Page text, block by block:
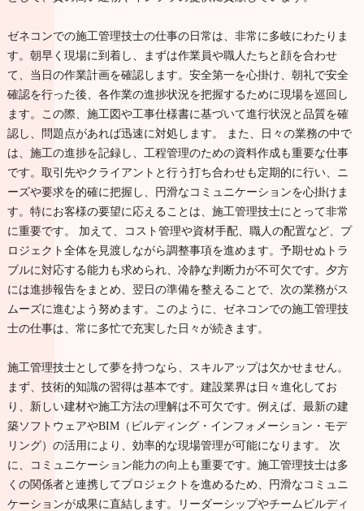
ゼネコンでの施工管理技士の仕事の日常は、非常に多岐にわたりま
す。朝早く現場に到着し、まずは作業員や職人たちと顔を合わせ
て、当日の作業計画を確認します。安全第一を心掛け、朝礼で安全
確認を行った後、各作業の進捗状況を把握するために現場を巡回し
ます。この際、施工図や工事仕様書に基づいて進行状況と品質を確
認し、問題点があれば迅速に対処します。 また、日々の業務の中で
は、施工の進捗を記録し、工程管理のための資料作成も重要な仕事
です。取引先やクライアントと行う打ち合わせも定期的に行い、ニ
ーズや要求を的確に把握し、円滑なコミュニケーションを心掛けま
す。特にお客様の要望に応えることは、施工管理技士にとって非常
に重要です。 加えて、コスト管理や資材手配、職人の配置など、プ
ロジェクト全体を見渡しながら調整事項を進めます。予期せぬトラ
ブルに対応する能力も求められ、冷静な判断力が不可欠です。夕方
には進捗報告をまとめ、翌日の準備を整えることで、次の業務がス
ムーズに進むよう努めます。このように、ゼネコンでの施工管理技
士の仕事は、常に多忙で充実した日々が続きます。
施工管理技士として夢を持つなら、スキルアップは欠かせません。
まず、技術的知識の習得は基本です。建設業界は日々進化してお
り、新しい建材や施工方法の理解は不可欠です。例えば、最新の建
築ソフトウェアやBIM（ビルディング・インフォメーション・モデ
リング）の活用により、効率的な現場管理が可能になります。 次
に、コミュニケーション能力の向上も重要です。施工管理技士は多
くの関係者と連携してプロジェクトを進めるため、円滑なコミュニ
ケーションが成果に直結します。リーダーシップやチームビルディ